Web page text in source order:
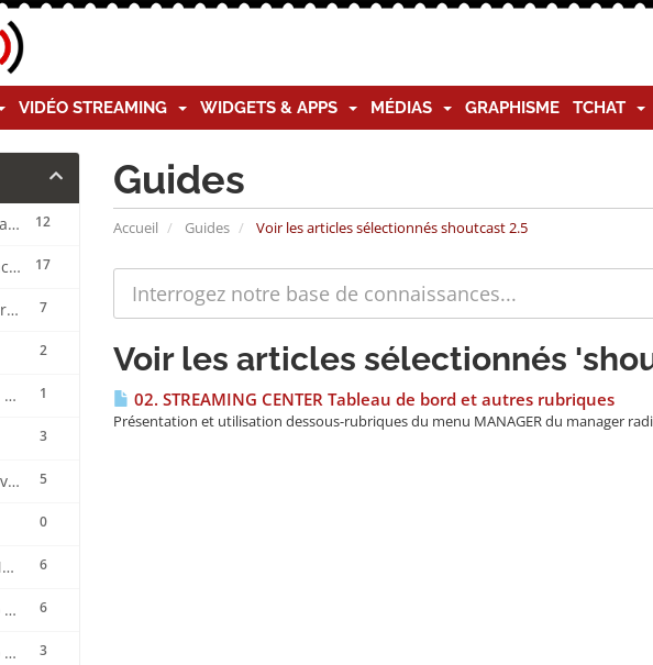
VIDÉO STREAMING WIDGETS & APPS MÉDIAS GRAPHISME TCHAT
Guides
Accueil Guides Voir les articles sélectionnés shoutcast 2.5
12
1. Guide d'utilisation de base CentovaCast
17
2. Guide d'utilisation avancée CentovaCast
7
3. Intégration sur site internet CentovaCast
2
1
4. Statisitques et rapports CentovaCast
3
5
Foire aux questions CentovaCast
0
6
Manager Radio STREAMING CENTER
6
Manager Streaming Vidéo TVMCP
3
Manager Streaming Vidéo VDO
Voir les articles sélectionnés
02. STREAMING CENTER Tableau de bord et autres rubriques
Présentation et utilisation dessous-rubriques du menu MANAGER du manager radio